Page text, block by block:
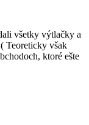
všetky výtlačky a
Teoreticky však
ktoré ešte